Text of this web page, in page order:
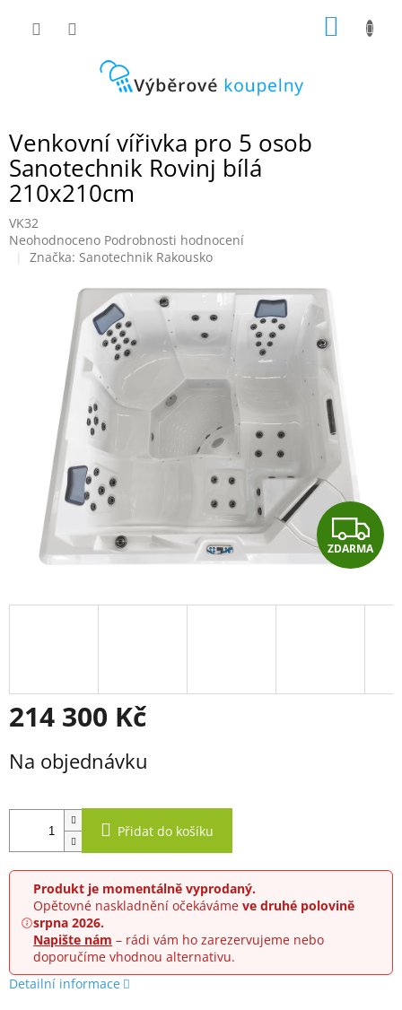
Venkovní vířivka pro 5 osob
Sanotechnik Rovinj bílá
210x210cm
VK32
Průměrné
hodnocení
hvězdiček.
Neohodnoceno Podrobnosti hodnocení
Značka: Sanotechnik Rakousko
Z
D
A
ZDARMA
214 300 Kč
cena:
Na objednávku
Přidat do košíku
Produkt je momentálně vyprodaný.
Opětovné naskladnění očekávámeve druhé polovině
srpna 2026.
Napište nám – rádi vám ho zarezervujeme nebo
doporučíme vhodnou alternativu.
Detailní informace